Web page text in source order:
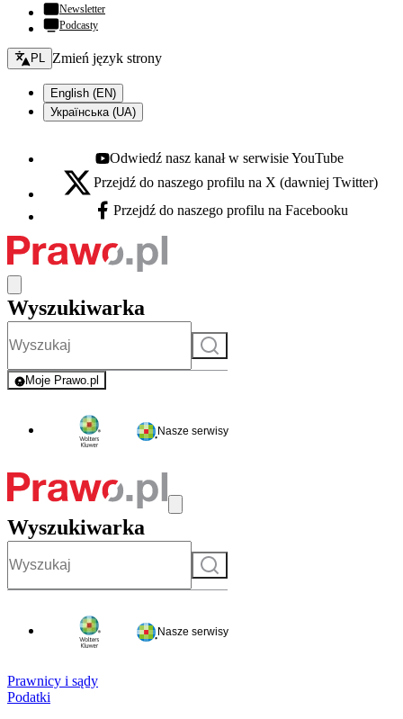
Newsletter
Podcasty
Zmień język - bieżący:
PL Zmień język strony
English (EN)
Українська (UA)
Youtube - otwiera się w nowej karcie
Odwiedź nasz kanał w serwisie YouTube
X - otwiera się w nowej karcie
Przejdź do naszego profilu na X (dawniej Twitter)
Facebook - otwiera się w nowej karcie
Przejdź do naszego profilu na Facebooku
Wyszukiwarka
Szukaj
Moje Prawo.pl
- rejestracja i logowanie do serwisu
Nasze serwisy
Wyszukiwarka
Szukaj
Nasze serwisy
Prawnicy i sądy
Podatki